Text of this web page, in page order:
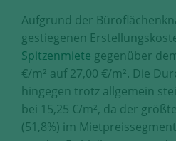
Aufgrund der
gestiegenen
Spitzenmiete gegenüber
€/m² auf 27,00 €/m². Die
hingegen trotz allgemein
bei 15,25 €/m², da der
(51,8%) im